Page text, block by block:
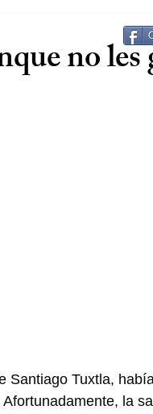
no les
Santiago Tuxtla,
la